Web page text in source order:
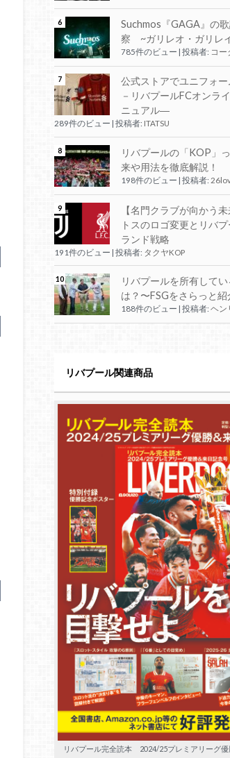
Suchmos『GAGA』の
察 ~ガリレオ・ガリレ
785件のビュー | 投稿者: コー
公式ストアでユニフォー
－リバプールFCオンラ
ニュアル―
289件のビュー 投稿者: ITATSU
リバプールの「KOP」
来や用法を徹底解説！
198件のビュー | 投稿者:
【名門クラブが向かう
トスのロゴ変更とリバ
ランド戦略
191件のビュー | 投稿者: タクヤKOP
リバプールを所有してい
は？〜FSGをさらっと紹
188件のビュー 投稿者: ヘン
リバプール関連商品
リバプール完全読本 2024/25プレミアリーグ優